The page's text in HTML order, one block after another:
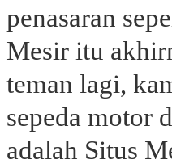
penasaran
Mesir itu
teman lagi,
sepeda motor
adalah Situs